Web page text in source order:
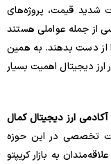
شدید قیمت، پروژه‌های
از جمله عواملی هستند
از دست بدهند. به همین
دیجیتال اهمیت بسیار
آکادمی ارز دیجیتال کمال
تخصصی در این حوزه
به بازار کریپتو